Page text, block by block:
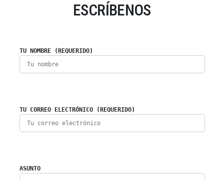
ESCRÍBENOS
TU NOMBRE (REQUERIDO)
TU CORREO ELECTRÓNICO (REQUERIDO)
ASUNTO